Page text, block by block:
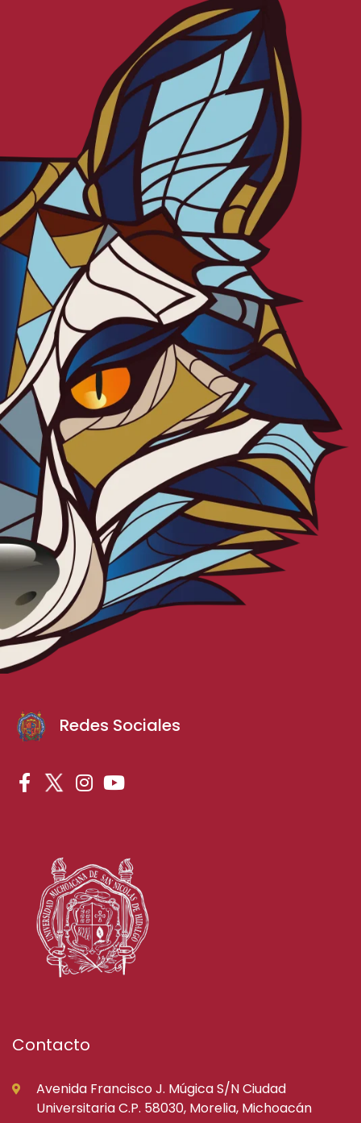
Redes Sociales
Contacto
Avenida Francisco J. Múgica S/N Ciudad
Universitaria C.P. 58030, Morelia, Michoacán